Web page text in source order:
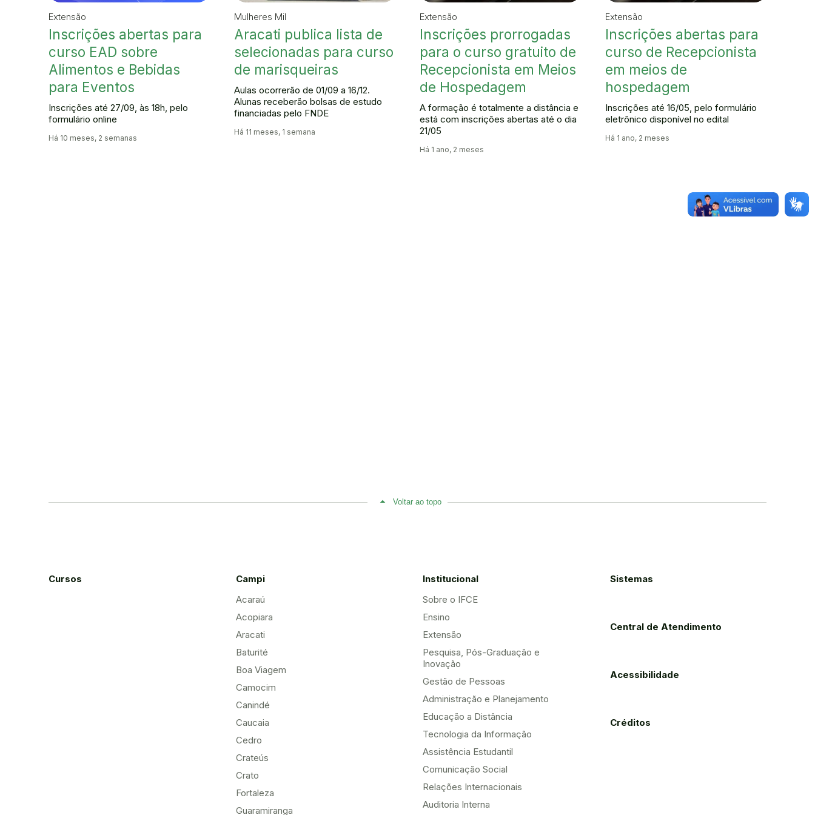
Extensão
Inscrições abertas para
curso EAD sobre
Alimentos e Bebidas
para Eventos
Inscrições até 27/09, às 18h, pelo
formulário online
Há 10 meses, 2 semanas
Mulheres Mil
Aracati publica lista de
selecionadas para curso
de marisqueiras
Aulas ocorrerão de 01/09 a 16/12.
Alunas receberão bolsas de estudo
financiadas pelo FNDE
Há 11 meses, 1 semana
Extensão
Inscrições prorrogadas
para o curso gratuito de
Recepcionista em Meios
de Hospedagem
A formação é totalmente a distância e
está com inscrições abertas até o dia
21/05
Há 1 ano, 2 meses
Extensão
Inscrições abertas para
curso de Recepcionista
em meios de
hospedagem
Inscrições até 16/05, pelo formulário
eletrônico disponível no edital
Há 1 ano, 2 meses
Voltar ao topo
Cursos
Campi
Acaraú
Acopiara
Aracati
Baturité
Boa Viagem
Camocim
Canindé
Caucaia
Cedro
Crateús
Crato
Fortaleza
Guaramiranga
Institucional
Sobre o IFCE
Ensino
Extensão
Pesquisa, Pós-Graduação e
Inovação
Gestão de Pessoas
Administração e Planejamento
Educação a Distância
Tecnologia da Informação
Assistência Estudantil
Comunicação Social
Relações Internacionais
Auditoria Interna
Sistemas
Central de Atendimento
Acessibilidade
Créditos